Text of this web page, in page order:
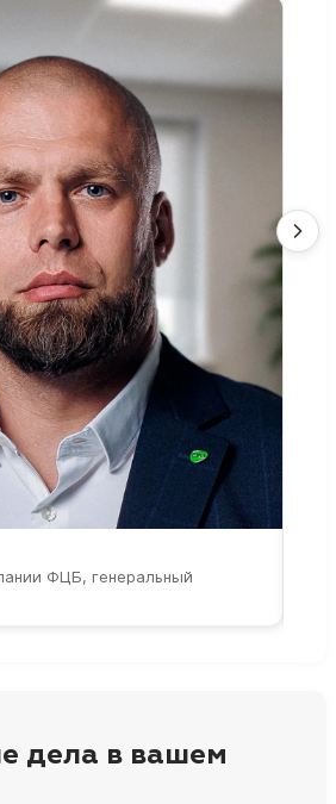
ФЦБ, генеральный
дела в вашем